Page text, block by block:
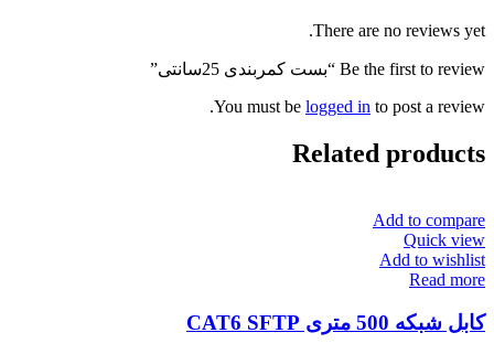
There are no reviews yet.
Be the first to review “بست کمربندی 25سانتی”
You must be logged in to post a review.
Related products
Add to compare
Quick view
Add to wishlist
Read more
کابل شبکه 500 متری CAT6 SFTP